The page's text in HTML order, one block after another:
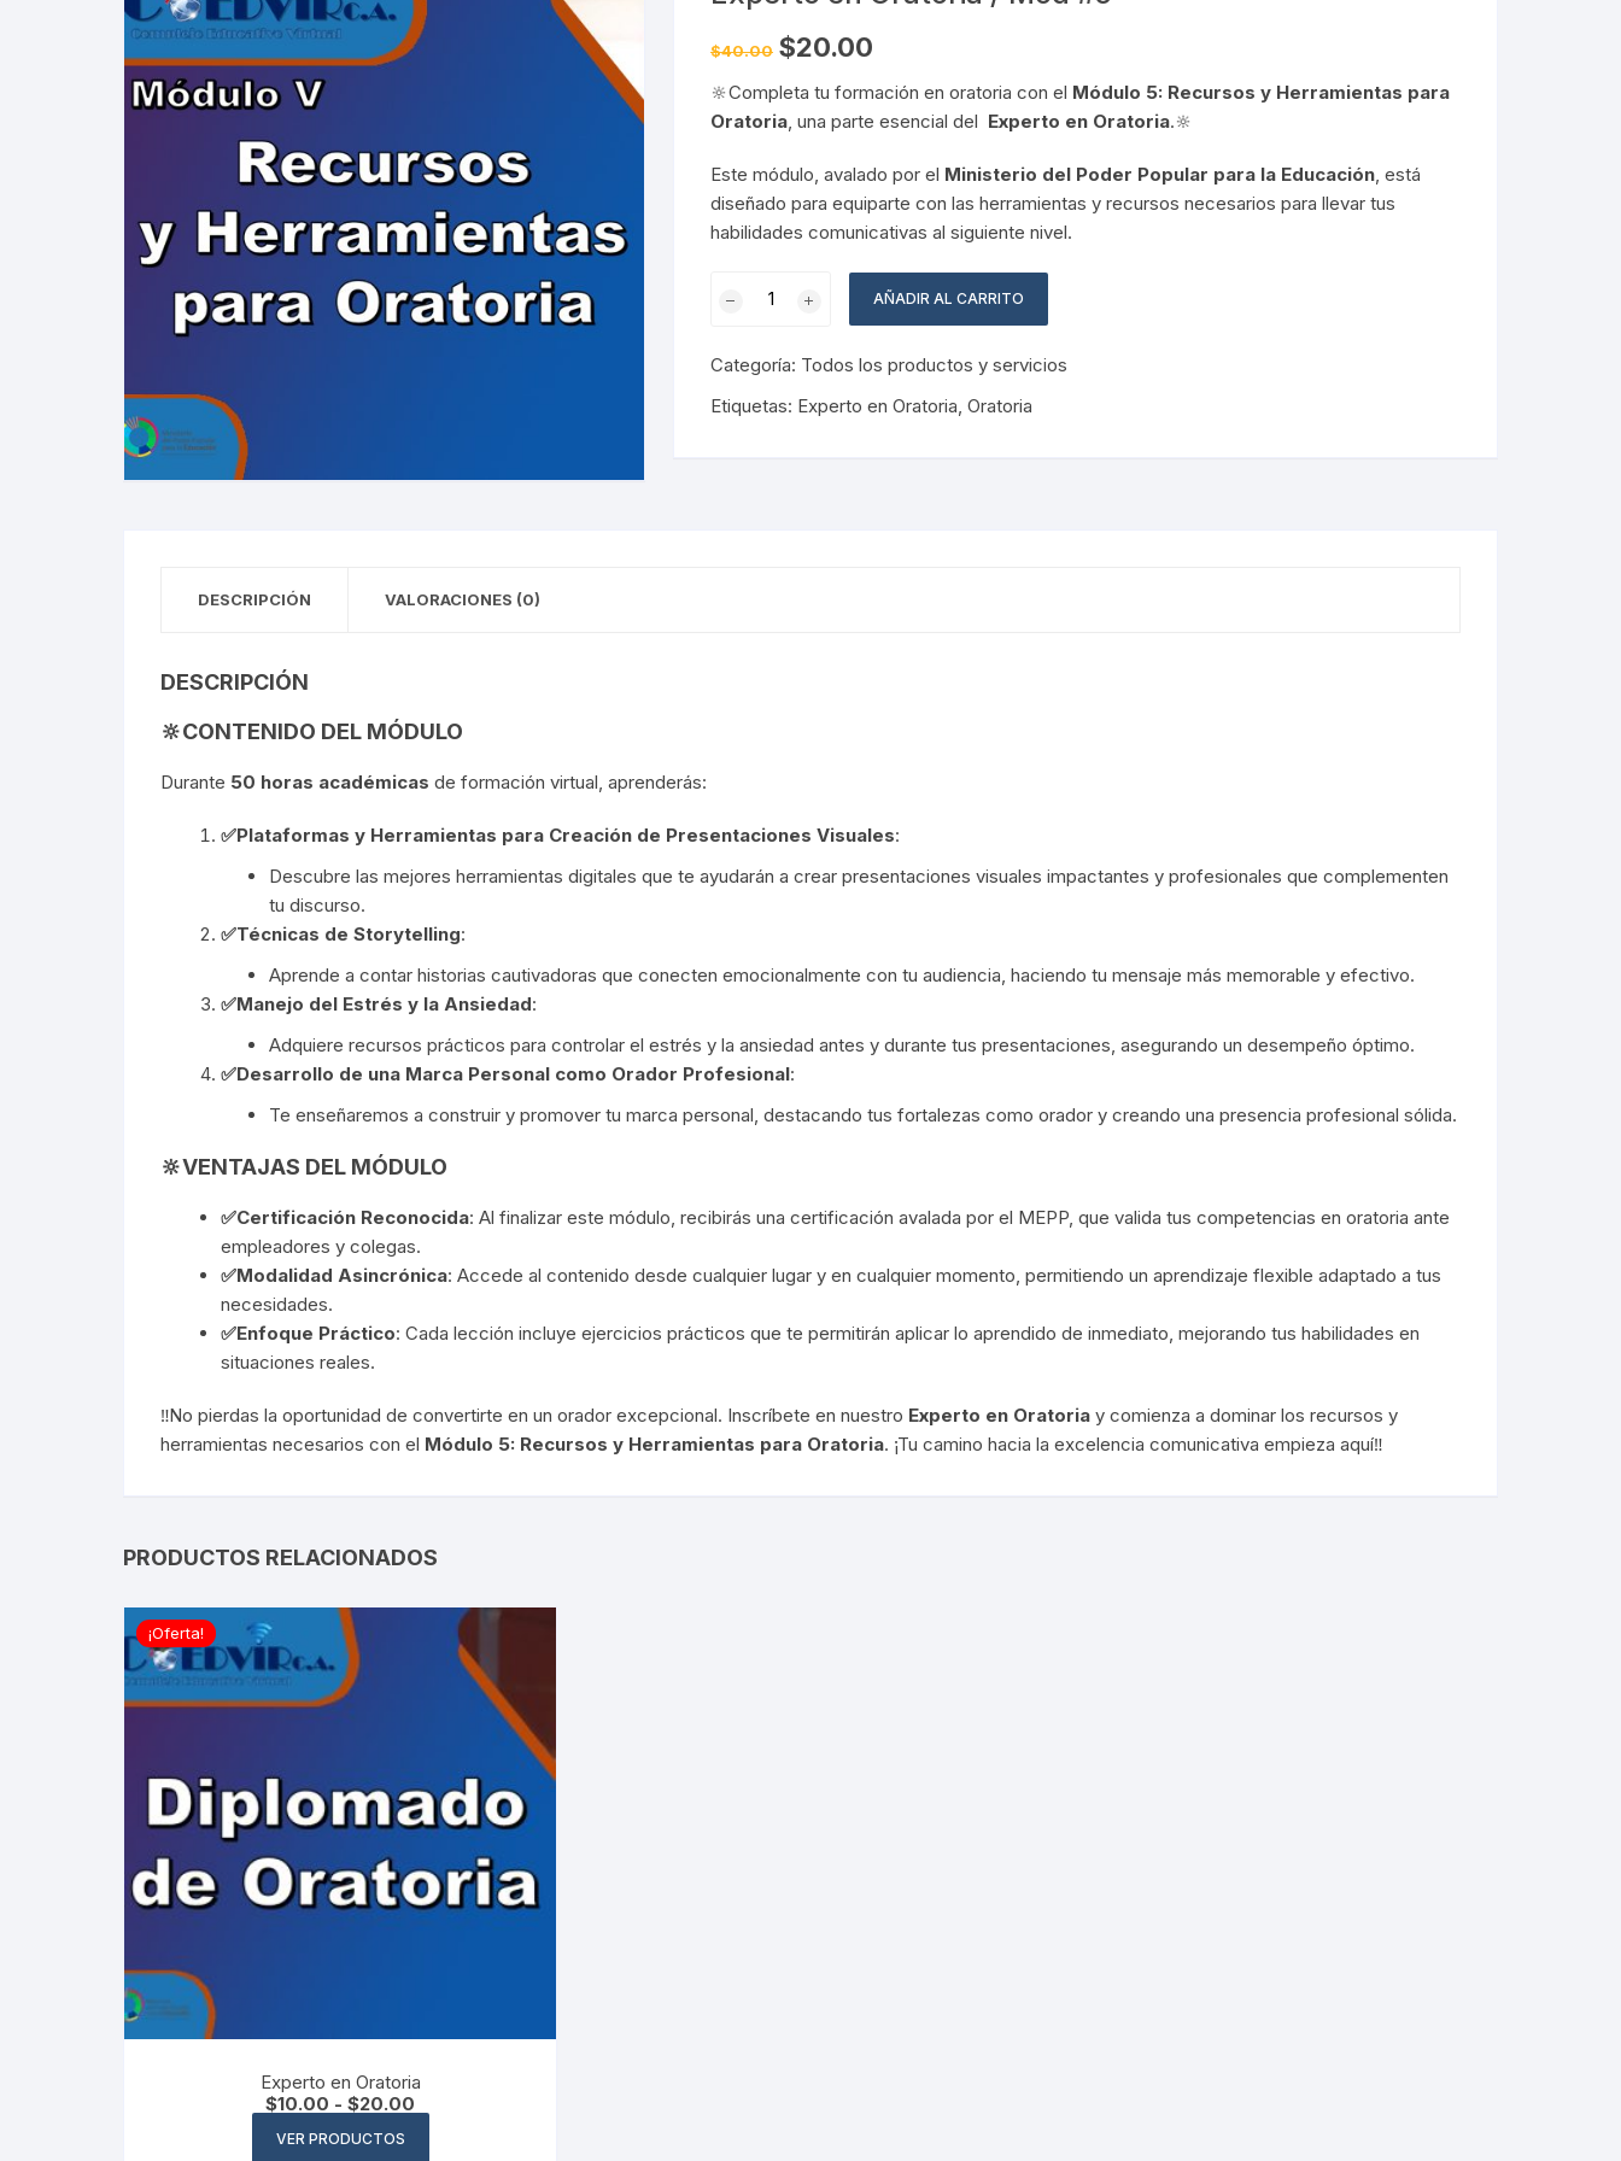
VIRTUALES MOODLE
ALQUILER DE PLATAFORMAS
EDUCATIVAS
ADMINISTRACIÓN Y
OPTIMIZACIÓN WEB
Pruebas de Estrés y
Simulación
$40.00 El
precio
era:
$40.00.
$20.00
es:
$20.00.
🔆Completa tu formación en oratoria con el Módulo 5: Recursos y Herramientas para
Oratoria , una parte esencial del Experto en Oratoria.🔆
Este módulo, avalado por el Ministerio del Poder Popular para la Educación , está
diseñado para equiparte con las herramientas y recursos necesarios para llevar tus
habilidades comunicativas al siguiente nivel.
/
Mod
AÑADIR AL CARRITO
Categoría: Todos los productos y servicios
Etiquetas: Experto en Oratoria Oratoria
DESCRIPCIÓN VALORACIONES (0)
DESCRIPCIÓN
🔆CONTENIDO DEL MÓDULO
Durante 50 horas académicas de formación virtual, aprenderás:
✅Plataformas y Herramientas para Creación de Presentaciones Visuales:
Descubre las mejores herramientas digitales que te ayudarán a crear presentaciones visuales impactantes y profesionales que complementen
tu discurso.
✅Técnicas de Storytelling:
Aprende a contar historias cautivadoras que conecten emocionalmente con tu audiencia, haciendo tu mensaje más memorable y efectivo.
✅Manejo del Estrés y la Ansiedad:
Adquiere recursos prácticos para controlar el estrés y la ansiedad antes y durante tus presentaciones, asegurando un desempeño óptimo.
✅Desarrollo de una Marca Personal como Orador Profesional:
Te enseñaremos a construir y promover tu marca personal, destacando tus fortalezas como orador y creando una presencia profesional sólida.
🔆VENTAJAS DEL MÓDULO
✅Certificación Reconocida: Al finalizar este módulo, recibirás una certificación avalada por el MEPP, que valida tus competencias en oratoria ante
empleadores y colegas.
✅Modalidad Asincrónica: Accede al contenido desde cualquier lugar y en cualquier momento, permitiendo un aprendizaje flexible adaptado a tus
necesidades.
✅Enfoque Práctico: Cada lección incluye ejercicios prácticos que te permitirán aplicar lo aprendido de inmediato, mejorando tus habilidades en
situaciones reales.
‼️​No pierdas la oportunidad de convertirte en un orador excepcional. Inscríbete en nuestro Experto en Oratoria y comienza a dominar los recursos y
herramientas necesarios con el Módulo 5: Recursos y Herramientas para Oratoria. ¡Tu camino hacia la excelencia comunicativa empieza aquí‼️​
PRODUCTOS RELACIONADOS
¡Oferta!
Experto en Oratoria
$10.00 - $20.00
de
VER PRODUCTOS